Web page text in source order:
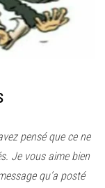
pensé que ce ne
Je vous aime bien
qu’a posté